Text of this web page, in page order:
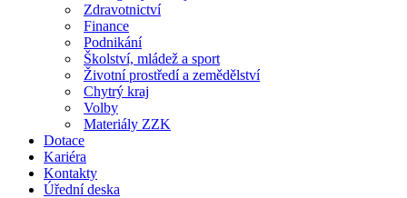
Zdravotnictví
Finance
Podnikání
Školství, mládež a sport
Životní prostředí a zemědělství
Chytrý kraj
Volby
Materiály ZZK
Dotace
Kariéra
Kontakty
Úřední deska